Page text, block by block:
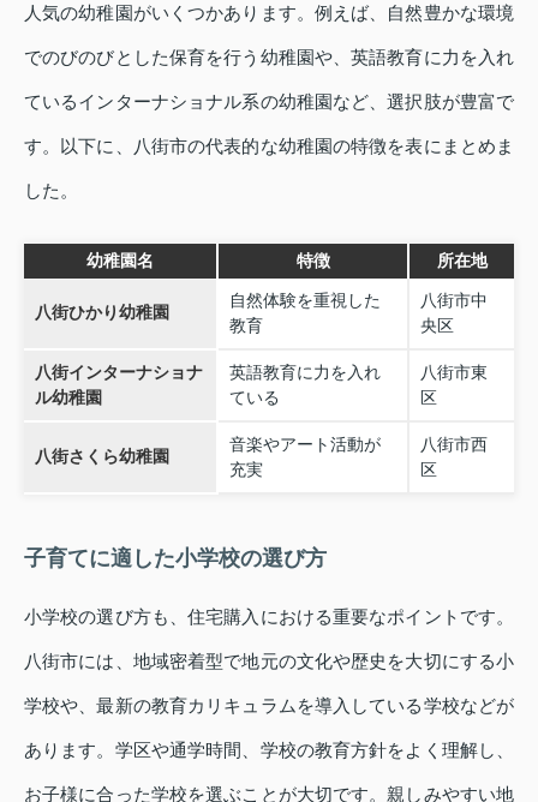
人気の幼稚園がいくつかあります。例えば、自然豊かな環境
でのびのびとした保育を行う幼稚園や、英語教育に力を入れ
ているインターナショナル系の幼稚園など、選択肢が豊富で
す。以下に、八街市の代表的な幼稚園の特徴を表にまとめま
した。
幼稚園名 特徴 所在地
八街ひかり幼稚園
自然体験を重視した
教育
八街市中
央区
八街インターナショナ
ル幼稚園
英語教育に力を入れ
ている
八街市東
区
八街さくら幼稚園
音楽やアート活動が
充実
八街市西
区
子育てに適した小学校の選び方
小学校の選び方も、住宅購入における重要なポイントです。
八街市には、地域密着型で地元の文化や歴史を大切にする小
学校や、最新の教育カリキュラムを導入している学校などが
あります。学区や通学時間、学校の教育方針をよく理解し、
お子様に合った学校を選ぶことが大切です。親しみやすい地